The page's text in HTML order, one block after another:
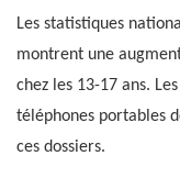
Les statistiques
montrent une
chez les 13-17 ans.
téléphones portables
ces dossiers.